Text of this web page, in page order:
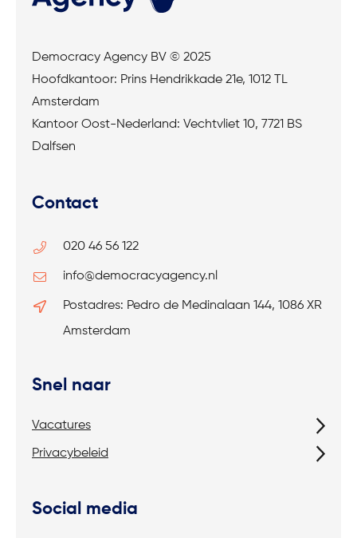
Democracy Agency BV © 2025
Hoofdkantoor: Prins Hendrikkade 21e, 1012 TL
Amsterdam
Kantoor Oost-Nederland: Vechtvliet 10, 7721 BS
Dalfsen
Contact
020 46 56 122
info@democracyagency.nl
Postadres: Pedro de Medinalaan 144, 1086 XR
Amsterdam
Snel naar
Vacatures
Privacybeleid
Social media